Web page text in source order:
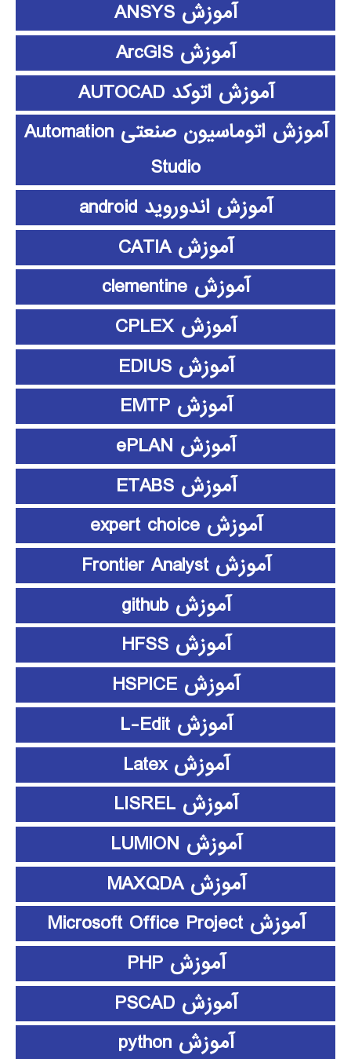
آموزش ANSYS
آموزش ArcGIS
آموزش اتوکد AUTOCAD
آموزش اتوماسیون صنعتی Automation
Studio
آموزش اندوروید android
آموزش CATIA
آموزش clementine
آموزش CPLEX
آموزش EDIUS
آموزش EMTP
آموزش ePLAN
آموزش ETABS
آموزش expert choice
آموزش Frontier Analyst
آموزش github
آموزش HFSS
آموزش HSPICE
آموزش L-Edit
آموزش Latex
آموزش LISREL
آموزش LUMION
آموزش MAXQDA
آموزش Microsoft Office Project
آموزش PHP
آموزش PSCAD
آموزش python